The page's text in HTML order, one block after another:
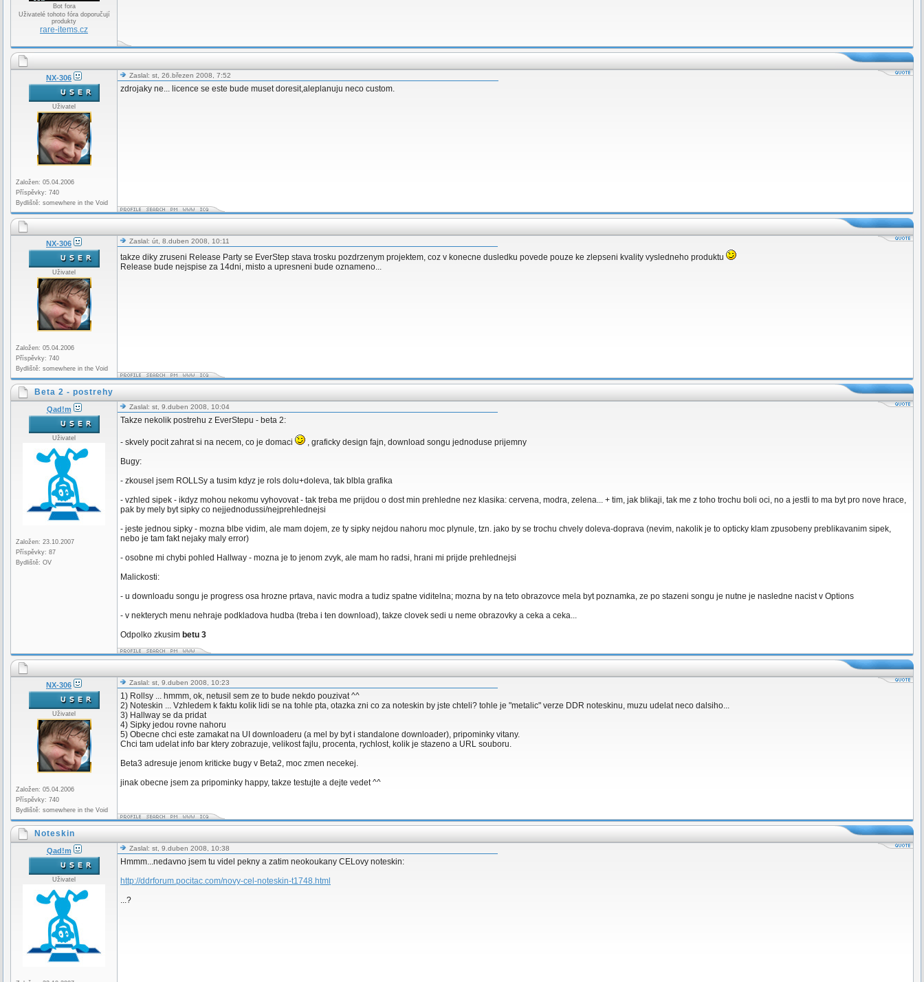
Bot fora
Uživatelé tohoto fóra doporučují
produkty
rare-items.cz
NX-306
Uživatel
Založen: 05.04.2006
Příspěvky: 740
Bydliště: somewhere in the Void
Zaslal: st, 26.březen 2008, 7:52
zdrojaky ne... licence se este bude muset doresit,aleplanuju neco custom.
NX-306
Uživatel
Založen: 05.04.2006
Příspěvky: 740
Bydliště: somewhere in the Void
Zaslal: út, 8.duben 2008, 10:11
takze diky zruseni Release Party se EverStep stava trosku pozdrzenym projektem, coz v konecne dusledku povede pouze ke zlepseni kvality vysledneho produktu
Release bude nejspise za 14dni, misto a upresneni bude oznameno...
Beta 2 - postrehy
Qad!m
Uživatel
Založen: 23.10.2007
Příspěvky: 87
Bydliště: OV
Zaslal: st, 9.duben 2008, 10:04
Takze nekolik postrehu z EverStepu - beta 2:
- skvely pocit zahrat si na necem, co je domaci
, graficky design fajn, download songu jednoduse prijemny
Bugy:
- zkousel jsem ROLLSy a tusim kdyz je rols dolu+doleva, tak blbla grafika
- vzhled sipek - ikdyz mohou nekomu vyhovovat - tak treba me prijdou o dost min prehledne nez klasika: cervena, modra, zelena... + tim, jak blikaji, tak me z toho trochu boli oci, no a jestli to ma byt pro nove hrace,
pak by mely byt sipky co nejjednodussi/nejprehlednejsi
- jeste jednou sipky - mozna blbe vidim, ale mam dojem, ze ty sipky nejdou nahoru moc plynule, tzn. jako by se trochu chvely doleva-doprava (nevim, nakolik je to opticky klam zpusobeny preblikavanim sipek,
nebo je tam fakt nejaky maly error)
- osobne mi chybi pohled Hallway - mozna je to jenom zvyk, ale mam ho radsi, hrani mi prijde prehlednejsi
Malickosti:
- u downloadu songu je progress osa hrozne prtava, navic modra a tudiz spatne viditelna; mozna by na teto obrazovce mela byt poznamka, ze po stazeni songu je nutne je nasledne nacist v Options
- v nekterych menu nehraje podkladova hudba (treba i ten download), takze clovek sedi u neme obrazovky a ceka a ceka...
Odpolko zkusim betu 3
NX-306
Uživatel
Založen: 05.04.2006
Příspěvky: 740
Bydliště: somewhere in the Void
Zaslal: st, 9.duben 2008, 10:23
1) Rollsy ... hmmm, ok, netusil sem ze to bude nekdo pouzivat ^^
2) Noteskin ... Vzhledem k faktu kolik lidi se na tohle pta, otazka zni co za noteskin by jste chteli? tohle je "metalic" verze DDR noteskinu, muzu udelat neco dalsiho...
3) Hallway se da pridat
4) Sipky jedou rovne nahoru
5) Obecne chci este zamakat na UI downloaderu (a mel by byt i standalone downloader), pripominky vitany.
Chci tam udelat info bar ktery zobrazuje, velikost fajlu, procenta, rychlost, kolik je stazeno a URL souboru.
Beta3 adresuje jenom kriticke bugy v Beta2, moc zmen necekej.
jinak obecne jsem za pripominky happy, takze testujte a dejte vedet ^^
Noteskin
Qad!m
Uživatel
Zaslal: st, 9.duben 2008, 10:38
Hmmm...nedavno jsem tu videl pekny a zatim neokoukany CELovy noteskin:
http://ddrforum.pocitac.com/novy-cel-noteskin-t1748.html
...?